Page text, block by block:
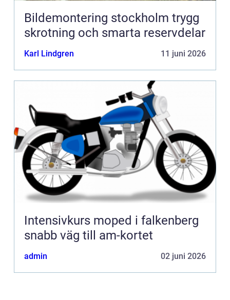
Bildemontering stockholm trygg
skrotning och smarta reservdelar
Karl Lindgren 11 juni 2026
Intensivkurs moped i falkenberg
snabb väg till am-kortet
admin 02 juni 2026